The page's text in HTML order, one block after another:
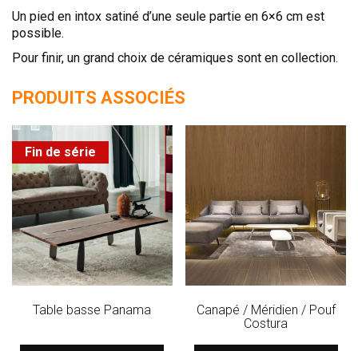
Un pied en intox satiné d’une seule partie en 6×6 cm est
possible.
Pour finir, un grand choix de céramiques sont en collection.
PRODUITS ASSOCIÉS
Fin de série
Table basse Panama
Canapé / Méridien / Pouf
Costura